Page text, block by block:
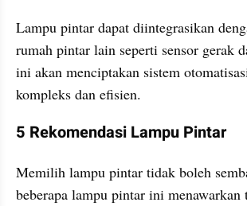
Lampu pintar dapat diintegrasikan
rumah pintar lain seperti sensor gerak
ini akan menciptakan sistem
kompleks dan efisien.
5 Rekomendasi Lampu Pintar
Memilih lampu pintar tidak boleh
beberapa lampu pintar ini